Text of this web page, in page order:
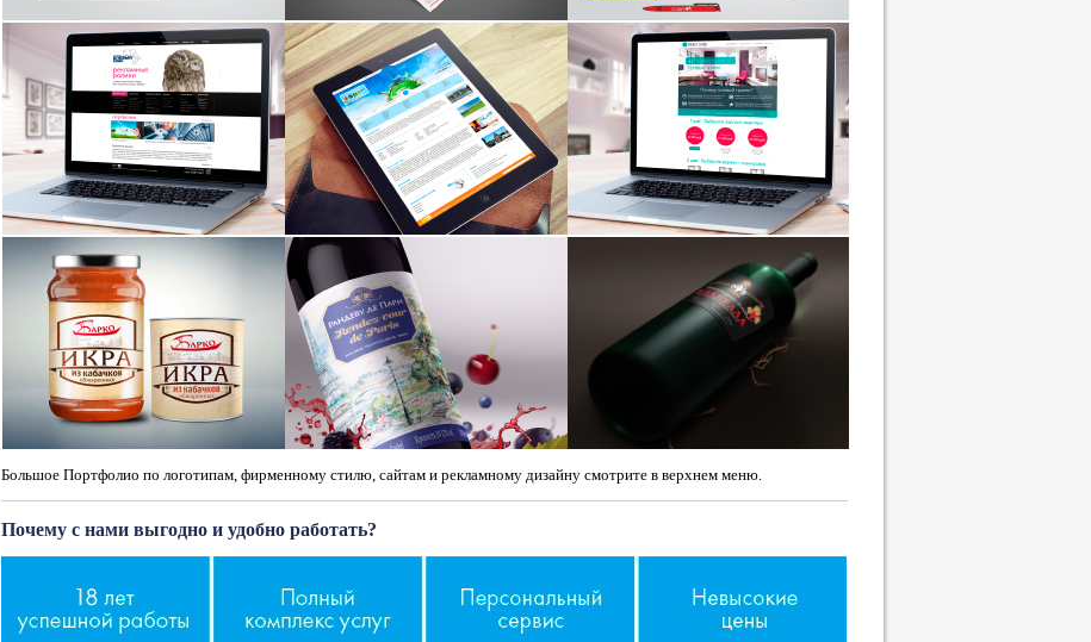
Большое Портфолио по логотипам, фирменному стилю, сайтам и рекламному дизайну смотрите в верхнем меню.
Почему с нами выгодно и удобно работать?